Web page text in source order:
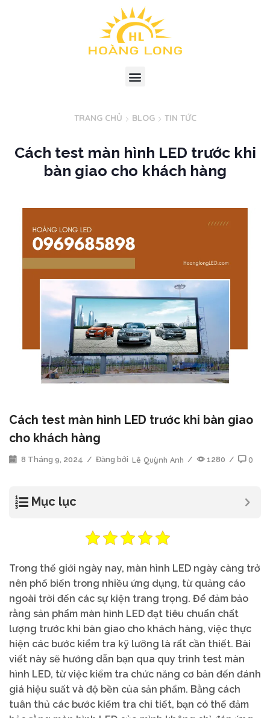
TRANG CHỦ BLOG TIN TỨC
Cách test màn hình LED trước khi
bàn giao cho khách hàng
Cách test màn hình LED trước khi bàn giao
cho khách hàng
8 Tháng 9, 2024 / Đăng bởi Lê Quỳnh Anh / 1280 / 0
Mục lục
Trong thế giới ngày nay, màn hình LED ngày càng trở
nên phổ biến trong nhiều ứng dụng, từ quảng cáo
ngoài trời đến các sự kiện trang trọng. Để đảm bảo
rằng sản phẩm màn hình LED đạt tiêu chuẩn chất
lượng trước khi bàn giao cho khách hàng, việc thực
hiện các bước kiểm tra kỹ lưỡng là rất cần thiết. Bài
viết này sẽ hướng dẫn bạn qua quy trình test màn
hình LED, từ việc kiểm tra chức năng cơ bản đến đánh
giá hiệu suất và độ bền của sản phẩm. Bằng cách
tuân thủ các bước kiểm tra chi tiết, bạn có thể đảm